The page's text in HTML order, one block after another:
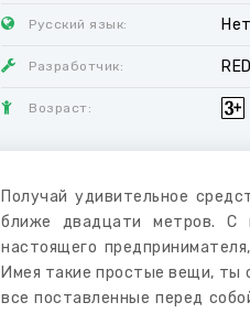
Русский язык: Нет
Разработчик:
Возраст:
Получай удивительное
ближе двадцати метров. С
настоящего
Имея такие простые вещи, ты
все поставленные перед